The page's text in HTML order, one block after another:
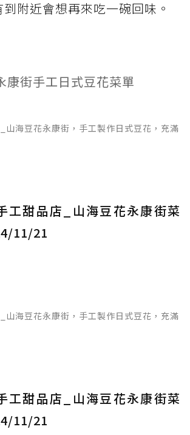
附近會想再來吃一碗回味。
康街手工日式豆花菜單
山海豆花永康街，手工製作日式豆花，充滿
工甜品店_山海豆花永康街菜
11/21
山海豆花永康街，手工製作日式豆花，充滿
工甜品店_山海豆花永康街菜
11/21